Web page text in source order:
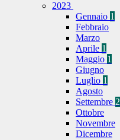
2023
Gennaio 1
Febbraio
Marzo
Aprile 1
Maggio 1
Giugno
Luglio 1
Agosto
Settembre 2
Ottobre
Novembre
Dicembre